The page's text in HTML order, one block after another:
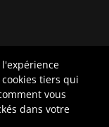
tiers qui
vous
dans votre
par